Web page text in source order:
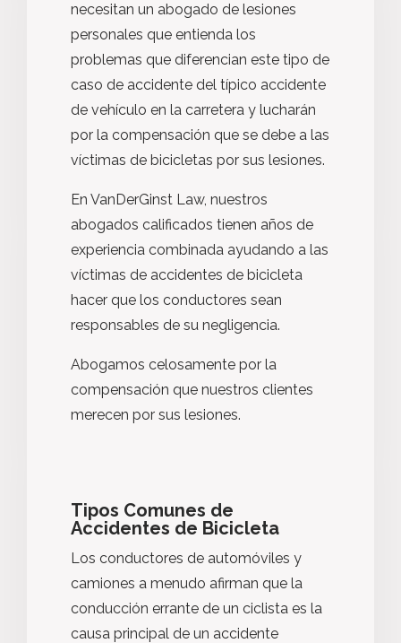
necesitan un abogado de lesiones
personales que entienda los
problemas que diferencian este tipo de
caso de accidente del típico accidente
de vehículo en la carretera y lucharán
por la compensación que se debe a las
víctimas de bicicletas por sus lesiones.
En VanDerGinst Law, nuestros
abogados calificados tienen años de
experiencia combinada ayudando a las
víctimas de accidentes de bicicleta
hacer que los conductores sean
responsables de su negligencia.
Abogamos celosamente por la
compensación que nuestros clientes
merecen por sus lesiones.
Tipos Comunes de
Accidentes de Bicicleta
Los conductores de automóviles y
camiones a menudo afirman que la
conducción errante de un ciclista es la
causa principal de un accidente